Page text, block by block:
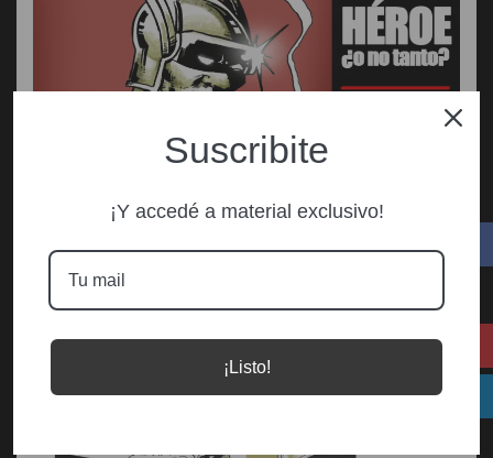
Suscribite
¡Y accedé a material exclusivo!
¡Listo!